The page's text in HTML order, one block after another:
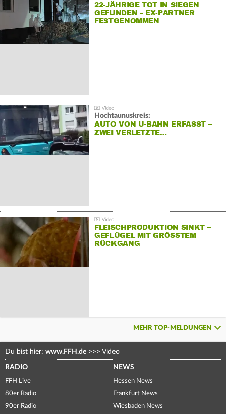
22-JÄHRIGE TOT IN SIEGEN
GEFUNDEN – EX-PARTNER
FESTGENOMMEN
Hochtaunuskreis:
AUTO VON U-BAHN ERFASST –
ZWEI VERLETZTE…
FLEISCHPRODUKTION SINKT –
GEFLÜGEL MIT GRÖSSTEM R
ÜCKGANG
MEHR TOP-MELDUNGEN
Du bist hier: www.FFH.de >>> Video
RADIO
FFH Live
80er Radio
90er Radio
NEWS
Hessen News
Frankfurt News
Wiesbaden News